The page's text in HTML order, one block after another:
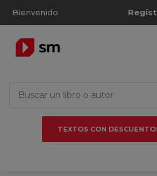
Bienvenido
TEXTOS CON